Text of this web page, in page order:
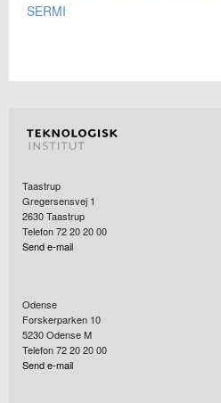
SERMI
Taastrup
Gregersensvej 1
2630Taastrup
Telefon 72 20 20 00
Send e-mail
Odense
Forskerparken 10
5230Odense M
Telefon 72 20 20 00
Send e-mail